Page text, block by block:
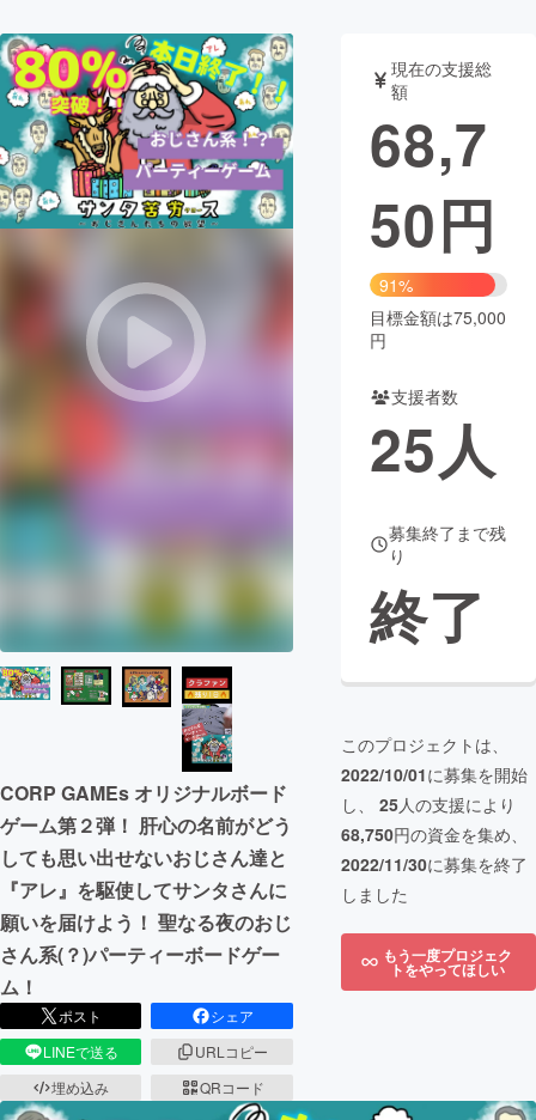
CORP GAMEs オリジナルボード
ゲーム第２弾！ 肝心の名前がどう
しても思い出せないおじさん達と
『アレ』を駆使してサンタさんに
願いを届けよう！ 聖なる夜のおじ
さん系(？)パーティーボードゲー
ム！
ポスト
シェア
LINEで送る
URLコピー
埋め込み
QRコード
現在の支援総
額
68,7
50円
91%
目標金額は75,000
円
支援者数
25人
募集終了まで残
り
終了
このプロジェクトは、
2022/10/01に募集を開始
し、 25人の支援により
68,750円の資金を集め、
2022/11/30に募集を終了
しました
もう一度プロジェク
トをやってほしい